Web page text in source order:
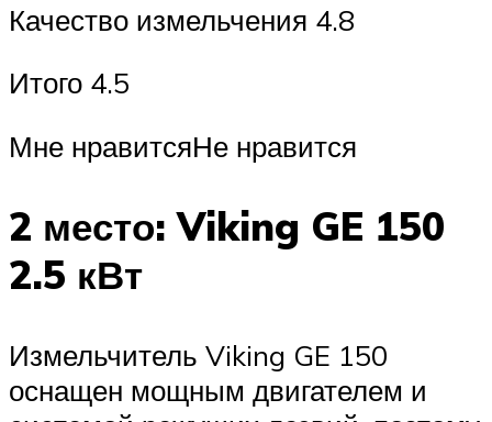
Качество измельчения 4.8
Итого 4.5
Мне нравитсяНе нравится
2 место: Viking GE 150
2.5 кВт
Измельчитель Viking GE 150
оснащен мощным двигателем и